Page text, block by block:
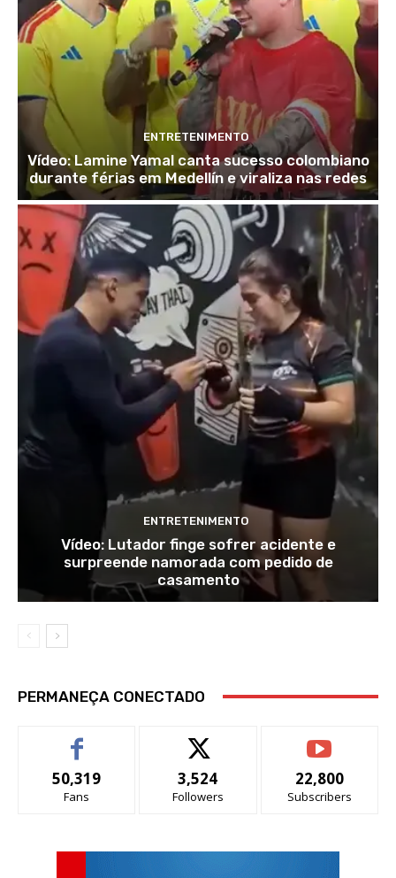
ENTRETENIMENTO
Vídeo: Lamine Yamal canta sucesso colombiano
durante férias em Medellín e viraliza nas redes
ENTRETENIMENTO
Vídeo: Lutador finge sofrer acidente e
surpreende namorada com pedido de
casamento
PERMANEÇA CONECTADO
50,319
Fans
3,524
Followers
22,800
Subscribers